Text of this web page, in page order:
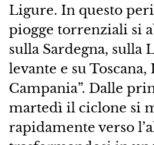
Ligure. In questo
piogge torrenziali si
sulla Sardegna, sulla
levante e su Toscana,
Campania”. Dalle
martedì il ciclone si
rapidamente verso